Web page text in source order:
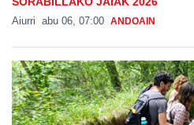
Aiurri abu 06, 07:00 ANDOAIN